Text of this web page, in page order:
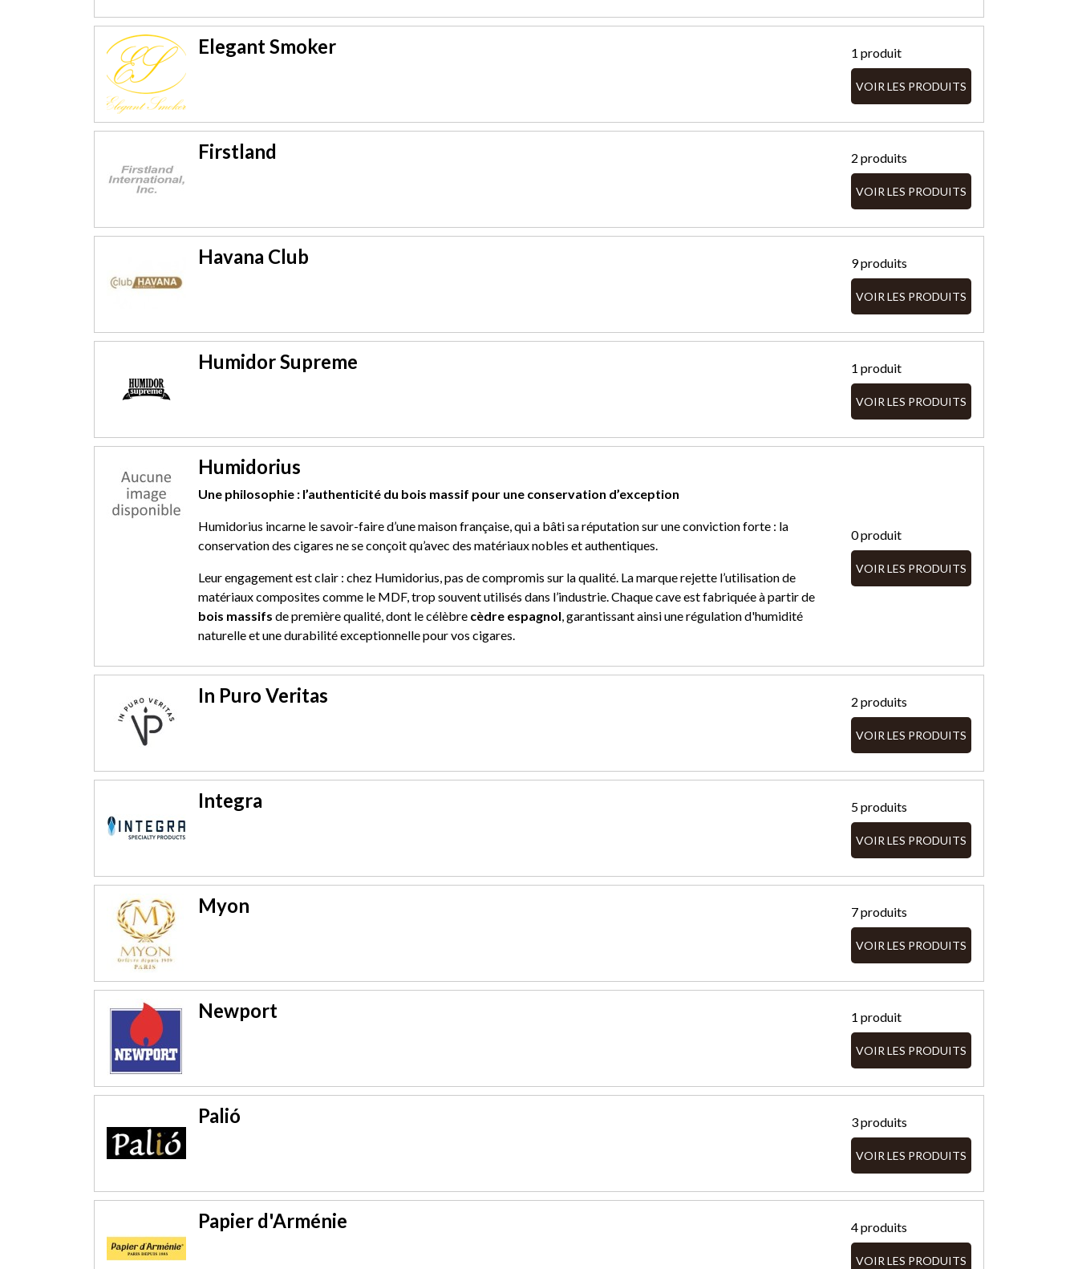
Elegant Smoker 1 produit
VOIR LES PRODUITS
Firstland 2 produits
VOIR LES PRODUITS
Havana Club 9 produits
VOIR LES PRODUITS
Humidor Supreme 1 produit
VOIR LES PRODUITS
Humidorius
Une philosophie : l’authenticité du bois massif pour une conservation d’exception
Humidorius incarne le savoir-faire d’une maison française, qui a bâti sa réputation sur une conviction forte : la
conservation des cigares ne se conçoit qu’avec des matériaux nobles et authentiques.
Leur engagement est clair : chez Humidorius, pas de compromis sur la qualité. La marque rejette l’utilisation de
matériaux composites comme le MDF, trop souvent utilisés dans l’industrie. Chaque cave est fabriquée à partir de
bois massifs de première qualité, dont le célèbre cèdre espagnol, garantissant ainsi une régulation d'humidité
naturelle et une durabilité exceptionnelle pour vos cigares.
0 produit
VOIR LES PRODUITS
In Puro Veritas 2 produits
VOIR LES PRODUITS
Integra 5 produits
VOIR LES PRODUITS
Myon 7 produits
VOIR LES PRODUITS
Newport 1 produit
VOIR LES PRODUITS
Palió 3 produits
VOIR LES PRODUITS
Papier d'Arménie 4 produits
VOIR LES PRODUITS